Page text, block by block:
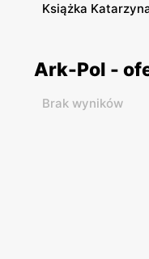
Książka
Ark-Pol -
Brak wyników